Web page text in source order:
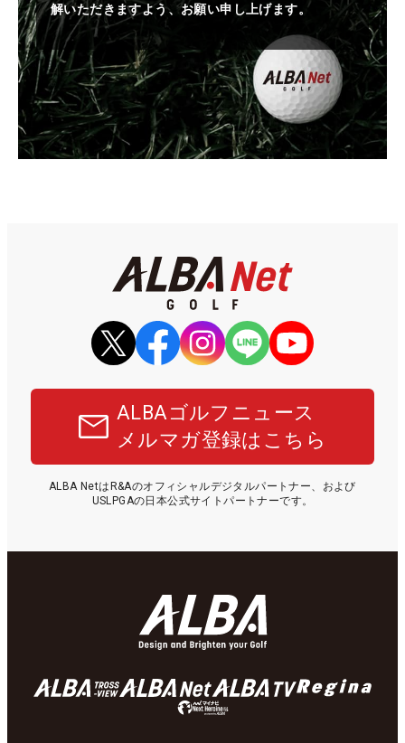
解いただきますよう、お願い申し上げます。
ALBAゴルフニュース
メルマガ登録はこちら
ALBA NetはR&Aのオフィシャルデジタルパートナー、および
USLPGAの日本公式サイトパートナーです。